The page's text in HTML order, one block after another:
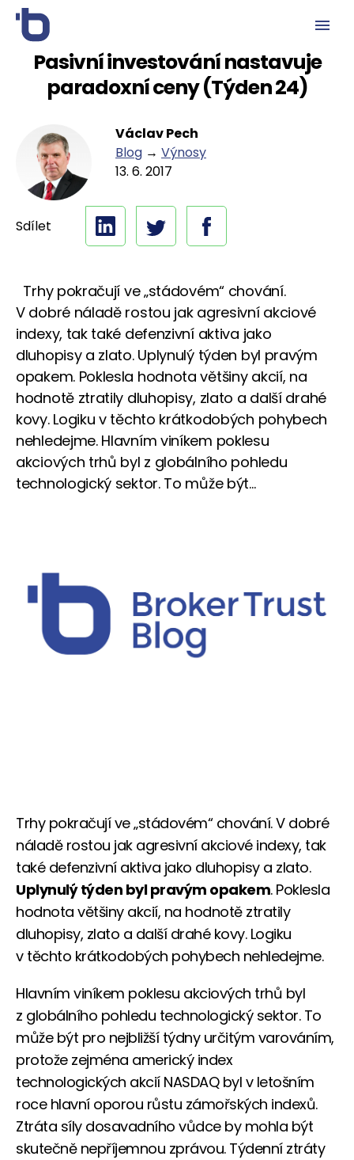
Pasivní investování nastavuje
paradoxní ceny (Týden 24)
Václav Pech
Blog → Výnosy
13. 6. 2017
Sdílet
Trhy pokračují ve „stádovém“ chování.
V dobré náladě rostou jak agresivní akciové
indexy, tak také defenzivní aktiva jako
dluhopisy a zlato. Uplynulý týden byl pravým
opakem. Poklesla hodnota většiny akcií, na
hodnotě ztratily dluhopisy, zlato a další drahé
kovy. Logiku v těchto krátkodobých pohybech
nehledejme. Hlavním viníkem poklesu
akciových trhů byl z globálního pohledu
technologický sektor. To může být...
Trhy pokračují ve „stádovém“ chování. V dobré
náladě rostou jak agresivní akciové indexy, tak
také defenzivní aktiva jako dluhopisy a zlato.
Uplynulý týden byl pravým opakem. Poklesla
hodnota většiny akcií, na hodnotě ztratily
dluhopisy, zlato a další drahé kovy. Logiku
v těchto krátkodobých pohybech nehledejme.
Hlavním viníkem poklesu akciových trhů byl
z globálního pohledu technologický sektor. To
může být pro nejbližší týdny určitým varováním,
protože zejména americký index
technologických akcií NASDAQ byl v letošním
roce hlavní oporou růstu zámořských indexů.
Ztráta síly dosavadního vůdce by mohla být
skutečně nepříjemnou zprávou. Týdenní ztráty